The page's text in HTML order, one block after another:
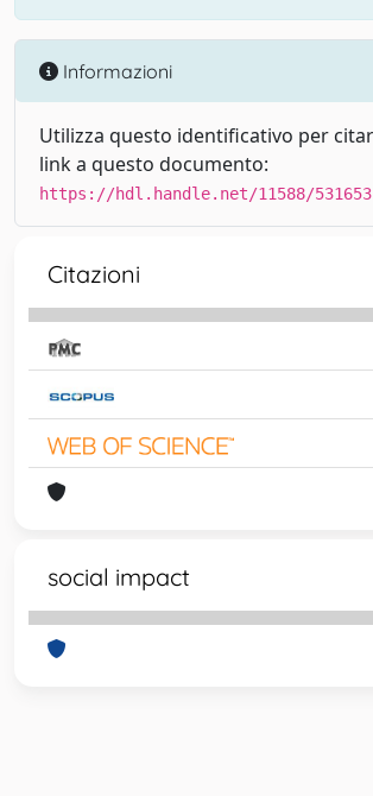
Informazioni
Utilizza questo identificativo per
link a questo documento:
https://hdl.handle.net/11588/531653
Citazioni
social impact